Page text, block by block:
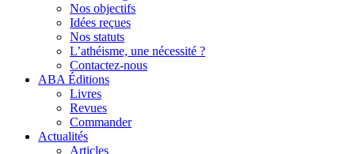
Nos objectifs
Idées reçues
Nos statuts
L’athéisme, une nécessité ?
Contactez-nous
ABA Éditions
Livres
Revues
Commander
Actualités
Articles